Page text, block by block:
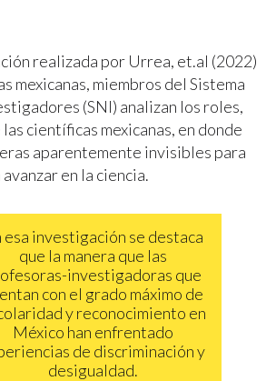
realizada por Urrea, et.al (2022)
mexicanas, miembros del Sistema
(SNI) analizan los roles,
científicas mexicanas, en donde
aparentemente invisibles para
en la ciencia.
esa investigación se destaca
que la manera que las
investigadoras que
con el grado máximo de
y reconocimiento en
México han enfrentado
de discriminación y
desigualdad.